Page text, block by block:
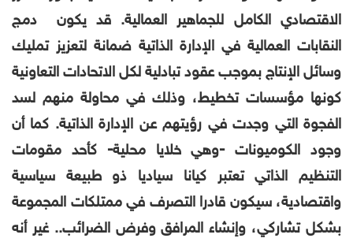
الاقتصادي الكامل للجماهير العمالية. قد يكون دمج
النقابات العمالية في الإدارة الذاتية ضمانة لتعزيز تمليك
وسائل الإنتاج بموجب عقود تبادلية لكل الاتحادات التعاونية
كونها مؤسسات تخطيط، وذلك في محاولة منهم لسد
الفجوة التي وجدت في رؤيتهم عن الإدارة الذاتية. كما أن
وجود الكوميونات -وهي خلايا محلية- كأحد مقومات
التنظيم الذاتي تعتبر كيانا سياديا ذو طبيعة سياسية
واقتصادية، سيكون قادرا التصرف في ممتلكات المجموعة
بشكل تشاركي، وإنشاء المرافق وفرض الضرائب.. غير أنه